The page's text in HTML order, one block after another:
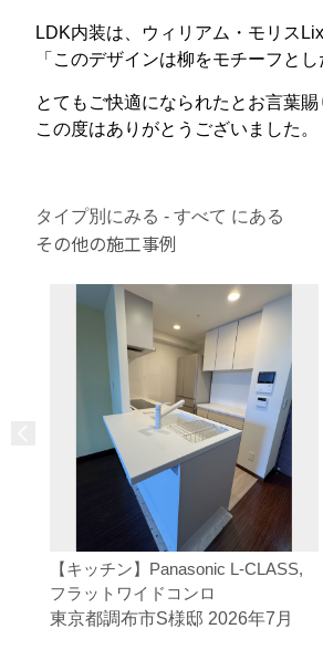
LDK内装は、ウィリアム・モリス
「このデザインは柳をモチーフと
とてもご快適になられたとお言葉
この度はありがとうございました。
タイプ別にみる - すべて にある
その他の施工事例
【キッチン】Panasonic L-CLASS,
フラットワイドコンロ
東京都調布市S様邸 2026年7月